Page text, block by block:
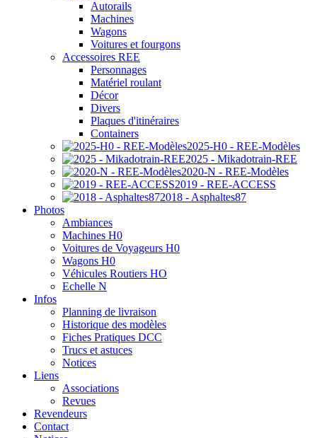
Autorails
Machines
Wagons
Voitures et fourgons
Accessoires REE
Personnages
Matériel roulant
Décor
Divers
Plaques d'itinéraires
Containers
2025-H0 - REE-Modèles
2025 - Mikadotrain-REE
2020-N - REE-Modèles
2019 - REE-ACCESS
2018 - Asphaltes87
Photos
Ambiances
Machines H0
Voitures de Voyageurs H0
Wagons H0
Véhicules Routiers HO
Echelle N
Infos
Planning de livraison
Historique des modèles
Fiches Pratiques DCC
Trucs et astuces
Notices
Liens
Associations
Revues
Revendeurs
Contact